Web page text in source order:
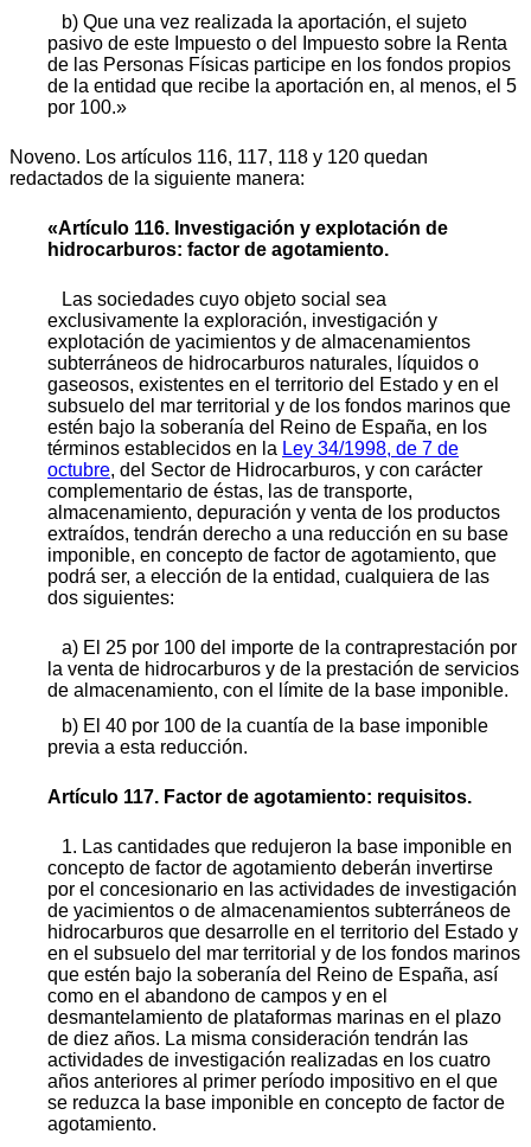
b) Que una vez realizada la aportación, el sujeto
pasivo de este Impuesto o del Impuesto sobre la Renta
de las Personas Físicas participe en los fondos propios
de la entidad que recibe la aportación en, al menos, el 5
por 100.»
Noveno. Los artículos 116, 117, 118 y 120 quedan
redactados de la siguiente manera:
«Artículo 116. Investigación y explotación de
hidrocarburos: factor de agotamiento.
Las sociedades cuyo objeto social sea
exclusivamente la exploración, investigación y
explotación de yacimientos y de almacenamientos
subterráneos de hidrocarburos naturales, líquidos o
gaseosos, existentes en el territorio del Estado y en el
subsuelo del mar territorial y de los fondos marinos que
estén bajo la soberanía del Reino de España, en los
términos establecidos en la Ley 34/1998, de 7 de
octubre, del Sector de Hidrocarburos, y con carácter
complementario de éstas, las de transporte,
almacenamiento, depuración y venta de los productos
extraídos, tendrán derecho a una reducción en su base
imponible, en concepto de factor de agotamiento, que
podrá ser, a elección de la entidad, cualquiera de las
dos siguientes:
a) El 25 por 100 del importe de la contraprestación por
la venta de hidrocarburos y de la prestación de servicios
de almacenamiento, con el límite de la base imponible.
b) El 40 por 100 de la cuantía de la base imponible
previa a esta reducción.
Artículo 117. Factor de agotamiento: requisitos.
1. Las cantidades que redujeron la base imponible en
concepto de factor de agotamiento deberán invertirse
por el concesionario en las actividades de investigación
de yacimientos o de almacenamientos subterráneos de
hidrocarburos que desarrolle en el territorio del Estado y
en el subsuelo del mar territorial y de los fondos marinos
que estén bajo la soberanía del Reino de España, así
como en el abandono de campos y en el
desmantelamiento de plataformas marinas en el plazo
de diez años. La misma consideración tendrán las
actividades de investigación realizadas en los cuatro
años anteriores al primer período impositivo en el que
se reduzca la base imponible en concepto de factor de
agotamiento.